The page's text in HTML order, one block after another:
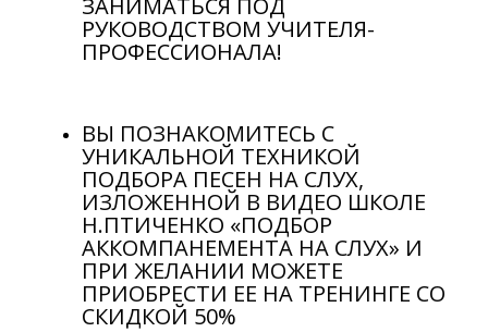
ЗАНИМАТЬСЯ ПОД
РУКОВОДСТВОМ УЧИТЕЛЯ-
ПРОФЕССИОНАЛА!
ВЫ ПОЗНАКОМИТЕСЬ С
УНИКАЛЬНОЙ ТЕХНИКОЙ
ПОДБОРА ПЕСЕН НА СЛУХ,
ИЗЛОЖЕННОЙ В ВИДЕО ШКОЛЕ
Н.ПТИЧЕНКО «ПОДБОР
АККОМПАНЕМЕНТА НА СЛУХ» И
ПРИ ЖЕЛАНИИ МОЖЕТЕ
ПРИОБРЕСТИ ЕЕ НА ТРЕНИНГЕ СО
СКИДКОЙ 50%